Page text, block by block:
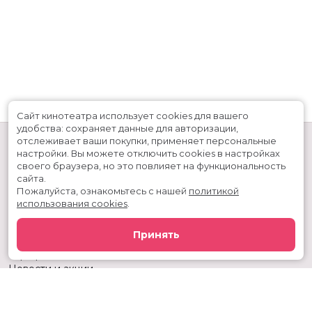
Скоро в кино
Тарифы
Новости и акции
Сайт кинотеатра использует cookies для вашего
удобства: сохраняет данные для авторизации,
отслеживает ваши покупки, применяет персональные
настройки. Вы можете отключить cookies в настройках
своего браузера, но это повлияет на функциональность
сайта.
Пожалуйста, ознакомьтесь с нашей политикой
использования cookies
Принять